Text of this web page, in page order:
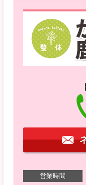
営業時間